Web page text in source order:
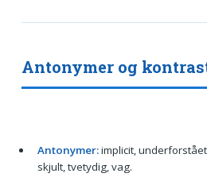
Antonymer og
Antonymer:implicit,
skjult, tvetydig, vag.